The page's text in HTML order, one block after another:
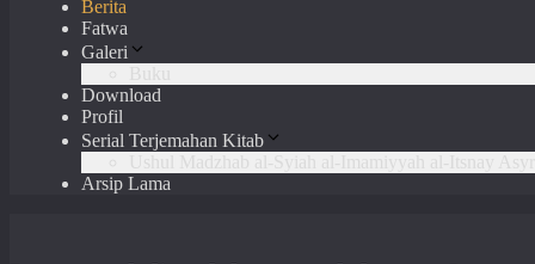
Berita
Fatwa
Galeri
Download
Profil
Serial Terjemahan Kitab
Arsip Lama